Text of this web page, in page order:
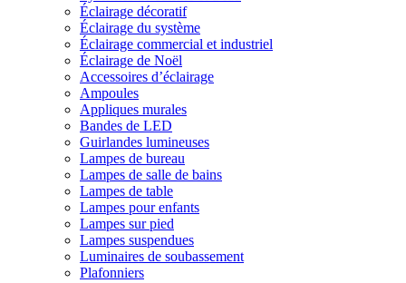
Éclairage décoratif
Éclairage du système
Éclairage commercial et industriel
Éclairage de Noël
Accessoires d’éclairage
Ampoules
Appliques murales
Bandes de LED
Guirlandes lumineuses
Lampes de bureau
Lampes de salle de bains
Lampes de table
Lampes pour enfants
Lampes sur pied
Lampes suspendues
Luminaires de soubassement
Plafonniers